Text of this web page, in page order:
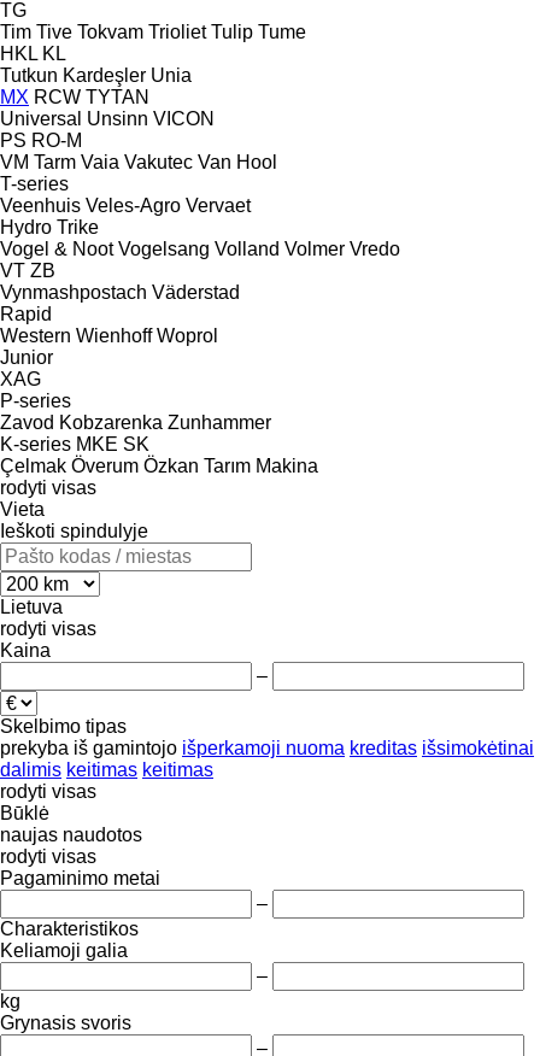
TG
Tim Tive Tokvam Trioliet Tulip Tume
HKL KL
Tutkun Kardeşler Unia
MX RCW TYTAN
Universal Unsinn VICON
PS RO-M
VM Tarm Vaia Vakutec Van Hool
T-series
Veenhuis Veles-Agro Vervaet
Hydro Trike
Vogel & Noot Vogelsang Volland Volmer Vredo
VT ZB
Vynmashpostach Väderstad
Rapid
Western Wienhoff Woprol
Junior
XAG
P-series
Zavod Kobzarenka Zunhammer
K-series MKE SK
Çelmak Överum Özkan Tarım Makina
rodyti visas
Vieta
Ieškoti spindulyje
Lietuva
rodyti visas
Kaina
–
Skelbimo tipas
prekyba iš gamintojo išperkamoji nuoma kreditas išsimokėtinai
dalimis keitimas keitimas
rodyti visas
Būklė
naujas naudotos
rodyti visas
Pagaminimo metai
–
Charakteristikos
Keliamoji galia
–
kg
Grynasis svoris
–